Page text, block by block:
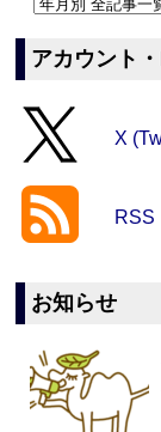
アカウント
X
RSS
お知らせ